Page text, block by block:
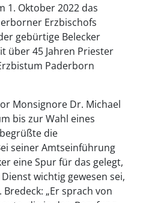
1. Oktober 2022 das
Erzbischofs
gebürtige Belecker
über 45 Jahren Priester
Paderborn
Monsignore Dr. Michael
bis zur Wahl eines
die
seiner Amtseinführung
eine Spur für das gelegt,
wichtig gewesen sei,
„Er sprach von